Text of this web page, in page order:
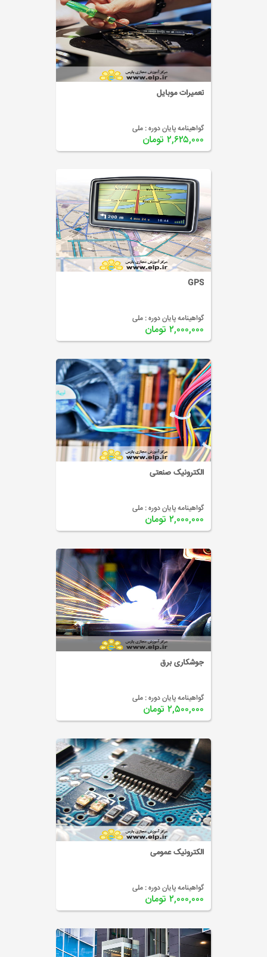
تعمیرات موبایل
گواهینامه پایان دوره : ملی
۲,۶۲۵,۰۰۰ تومان
GPS
گواهینامه پایان دوره : ملی
۲,۰۰۰,۰۰۰ تومان
الکترونیک صنعتی
گواهینامه پایان دوره : ملی
۲,۰۰۰,۰۰۰ تومان
جوشکاری برق
گواهینامه پایان دوره : ملی
۲,۵۰۰,۰۰۰ تومان
الکترونیک عمومی
گواهینامه پایان دوره : ملی
۲,۰۰۰,۰۰۰ تومان